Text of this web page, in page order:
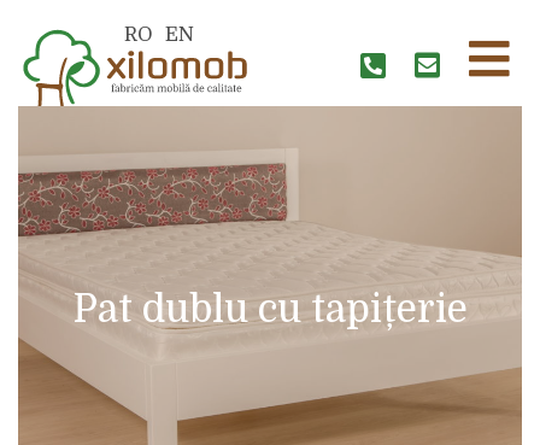
RO EN
Pat dublu cu tapițerie